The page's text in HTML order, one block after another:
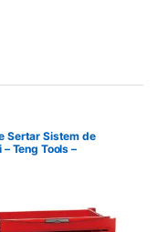
Sertar Sistem de
Teng Tools –